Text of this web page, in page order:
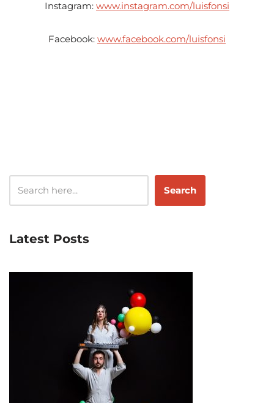
Instagram: www.instagram.com/luisfonsi
Facebook: www.facebook.com/luisfonsi
Search
Latest Posts